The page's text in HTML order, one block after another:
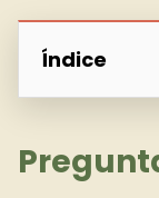
Índice